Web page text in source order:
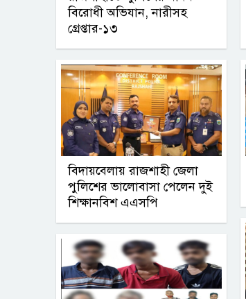
বিরোধী অভিযান, নারীসহ
গ্রেপ্তার-১৩
বিদায়বেলায় রাজশাহী জেলা
পুলিশের ভালোবাসা পেলেন দুই
শিক্ষানবিশ এএসপি